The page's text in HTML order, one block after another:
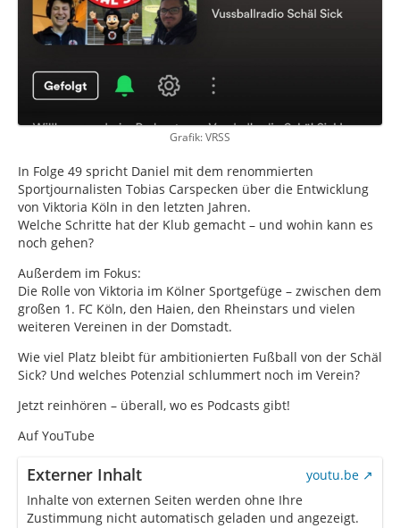
Grafik: VRSS
In Folge 49 spricht Daniel mit dem renommierten
Sportjournalisten Tobias Carspecken über die Entwicklung
von Viktoria Köln in den letzten Jahren.
Welche Schritte hat der Klub gemacht – und wohin kann es
noch gehen?
Außerdem im Fokus:
Die Rolle von Viktoria im Kölner Sportgefüge – zwischen dem
großen 1. FC Köln, den Haien, den Rheinstars und vielen
weiteren Vereinen in der Domstadt.
Wie viel Platz bleibt für ambitionierten Fußball von der Schäl
Sick? Und welches Potenzial schlummert noch im Verein?
Jetzt reinhören – überall, wo es Podcasts gibt!
Auf YouTube
Externer Inhalt
youtu.be
Inhalte von externen Seiten werden ohne Ihre
Zustimmung nicht automatisch geladen und angezeigt.